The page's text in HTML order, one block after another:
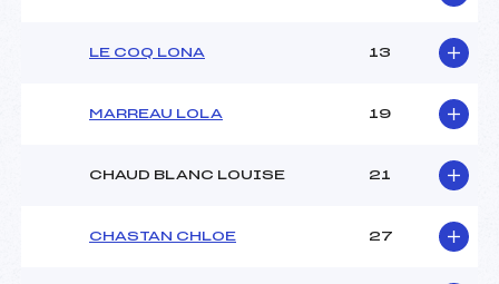
LE COQ LONA 13
MARREAU LOLA 19
CHAUD BLANC LOUISE 21
CHASTAN CHLOE 27